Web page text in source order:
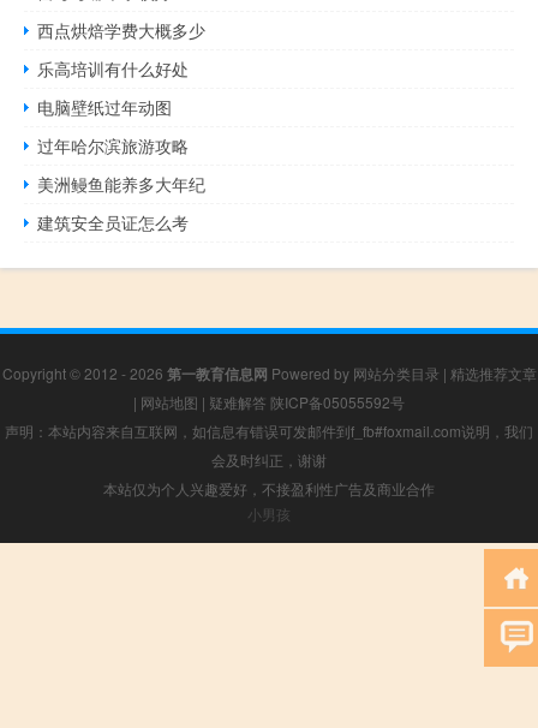
西点烘焙学费大概多少
乐高培训有什么好处
电脑壁纸过年动图
过年哈尔滨旅游攻略
美洲鳗鱼能养多大年纪
建筑安全员证怎么考
Copyright © 2012 - 2026 第一教育信息网 Powered by 网站分类目录 | 精选推荐文章
| 网站地图 | 疑难解答 陕ICP备05055592号
声明：本站内容来自互联网，如信息有错误可发邮件到f_fb#foxmail.com说明，我们
会及时纠正，谢谢
本站仅为个人兴趣爱好，不接盈利性广告及商业合作
小男孩